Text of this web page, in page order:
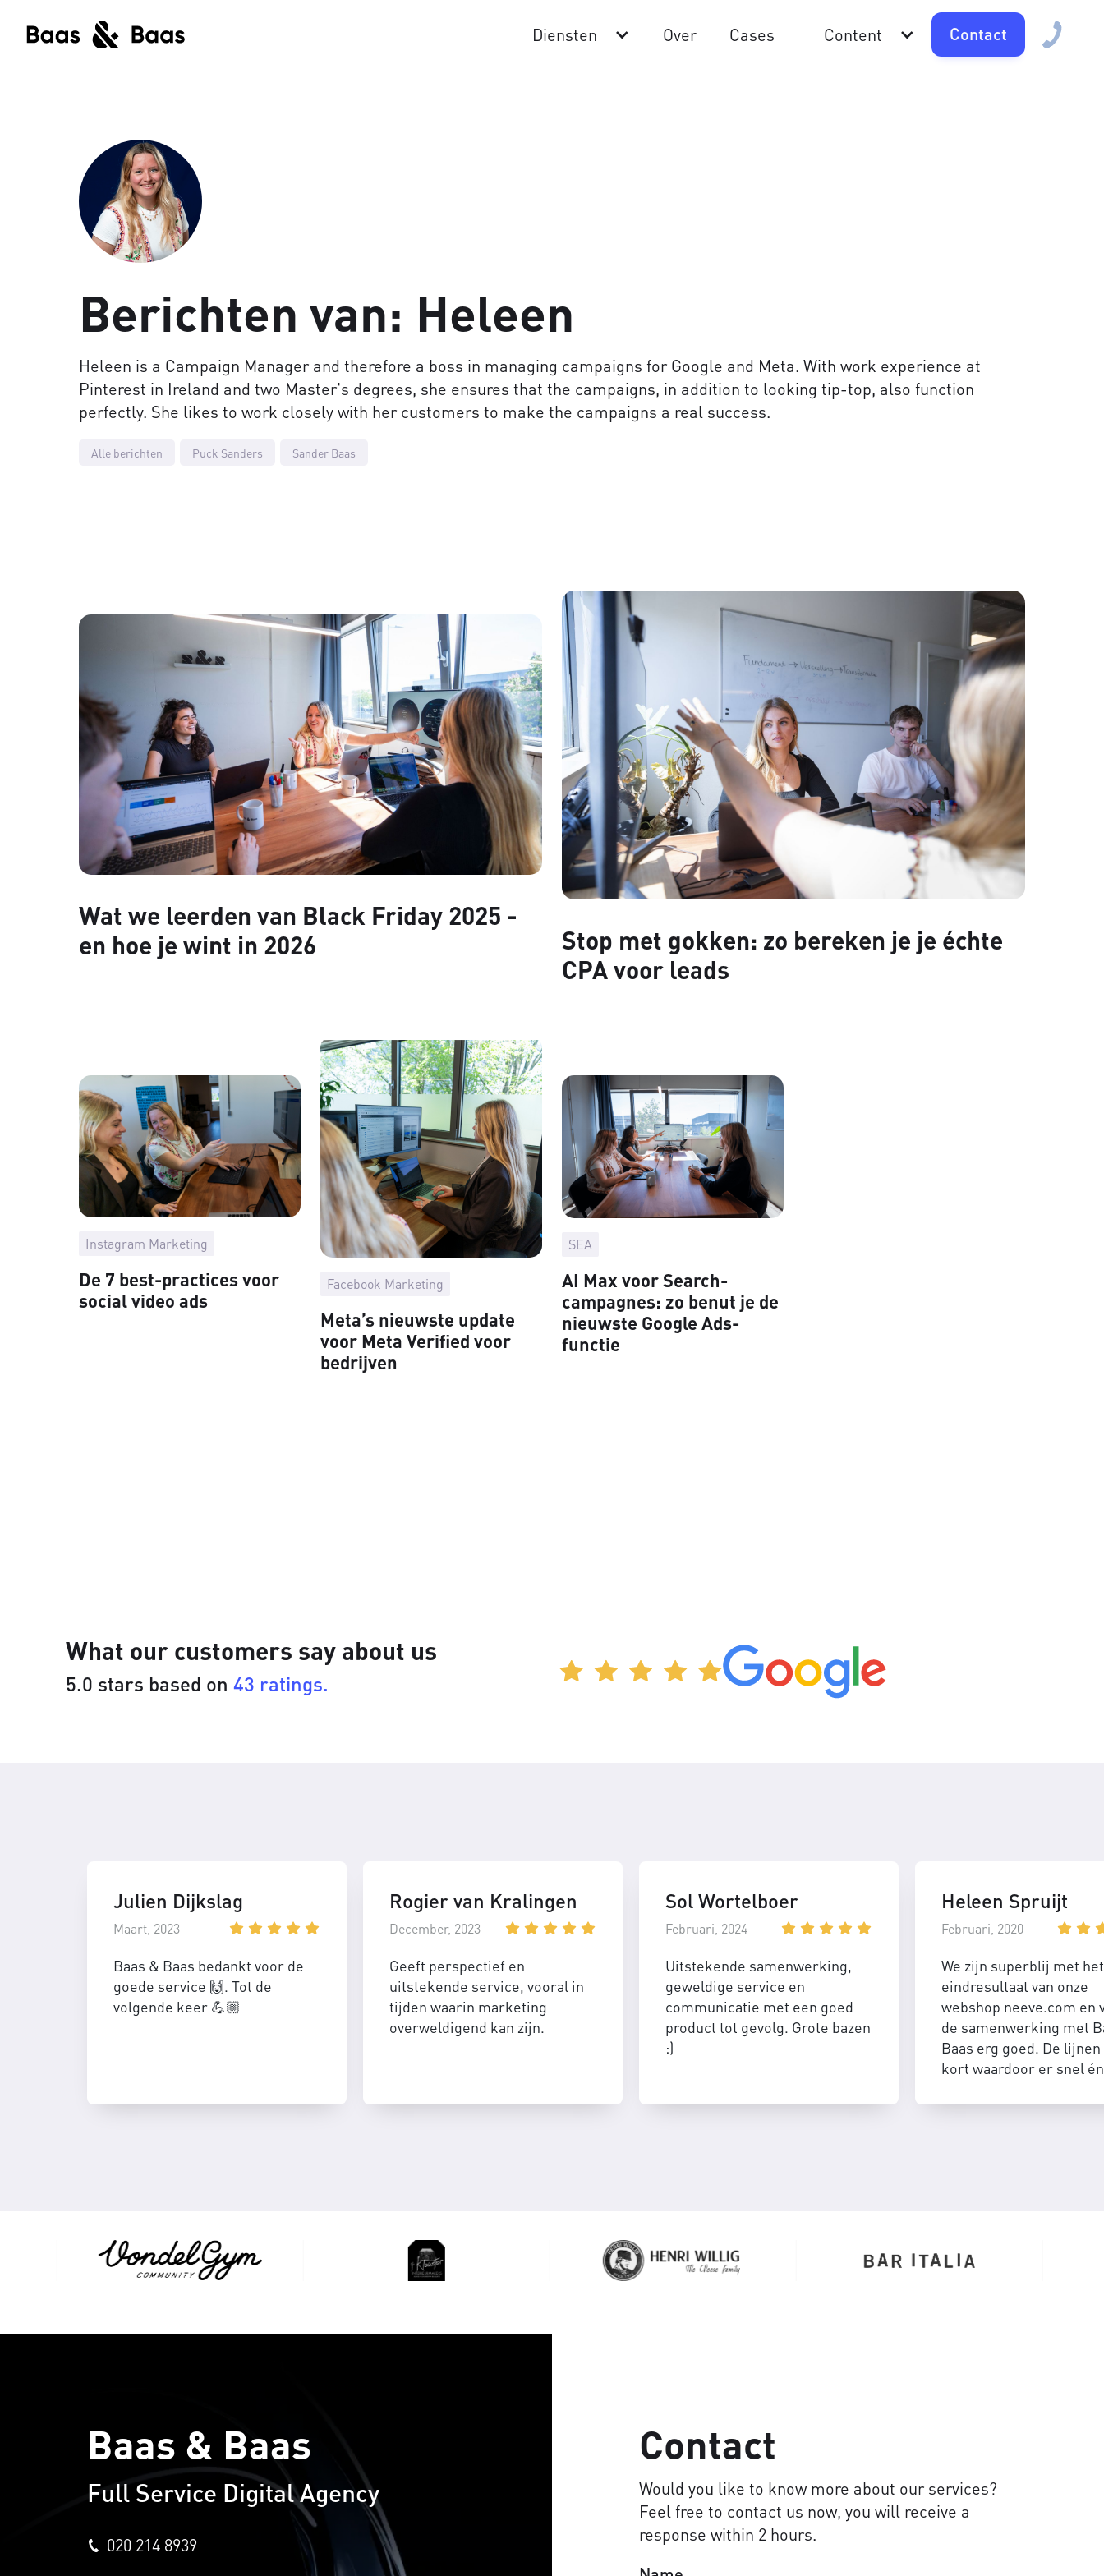
Diensten Over Cases Content Contact
Berichten van: Heleen
Heleen is a Campaign Manager and therefore a boss in managing campaigns for Google and Meta. With work experience at
Pinterest in Ireland and two Master's degrees, she ensures that the campaigns, in addition to looking tip-top, also function
perfectly. She likes to work closely with her customers to make the campaigns a real success.
Alle berichten Puck Sanders Sander Baas
Wat we leerden van Black Friday 2025 -
en hoe je wint in 2026
Stop met gokken: zo bereken je je échte
CPA voor leads
Instagram Marketing
De 7 best-practices voor
social video ads
Facebook Marketing
Meta’s nieuwste update
voor Meta Verified voor
bedrijven
SEA
AI Max voor Search-
campagnes: zo benut je de
nieuwste Google Ads-
functie
What our customers say about us
5.0 stars based on 43 ratings.
Julien Dijkslag
Maart, 2023
Baas & Baas bedankt voor de
goede service 🙌. Tot de
volgende keer 💪🏼
Rogier van Kralingen
December, 2023
Geeft perspectief en
uitstekende service, vooral in
tijden waarin marketing
overweldigend kan zijn.
Sol Wortelboer
Februari, 2024
Uitstekende samenwerking,
geweldige service en
communicatie met een goed
product tot gevolg. Grote bazen
:)
Heleen Spruijt
Februari, 2020
We zijn superblij met het
eindresultaat van onze
webshop neeve.com en
de samenwerking met
Baas erg goed. De
kort waardoor er snel én
worden.
Baas & Baas
Full Service Digital Agency
020 214 8939
Contact
Would you like to know more about our services?
Feel free to contact us now, you will receive a
response within 2 hours.